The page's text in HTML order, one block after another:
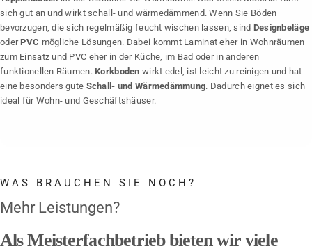
sich gut an und wirkt schall- und wärmedämmend. Wenn Sie Böden
bevorzugen, die sich regelmäßig feucht wischen lassen, sind Designbeläge
oderPVC mögliche Lösungen. Dabei kommt Laminat eher in Wohnräumen
zum Einsatz und PVC eher in der Küche, im Bad oder in anderen
funktionellen Räumen.Korkboden wirkt edel, ist leicht zu reinigen und hat
eine besonders gute Schall- und Wärmedämmung. Dadurch eignet es sich
ideal für Wohn- und Geschäftshäuser.
WAS BRAUCHEN SIE NOCH?
Mehr Leistungen?
Als Meisterfachbetrieb bieten wir viele